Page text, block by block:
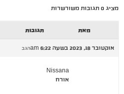
מציג 0 תגובות משורשרות
מאת תגובות
אוקטובר 18, 2023 בשעה 6:22 am הגב
Nissana
אורח